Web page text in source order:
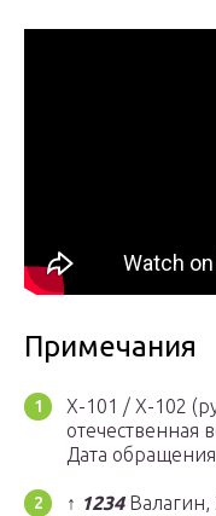
Примечания
Х-101 / Х-102
отечественная
Дата
↑ 1234Валагин,